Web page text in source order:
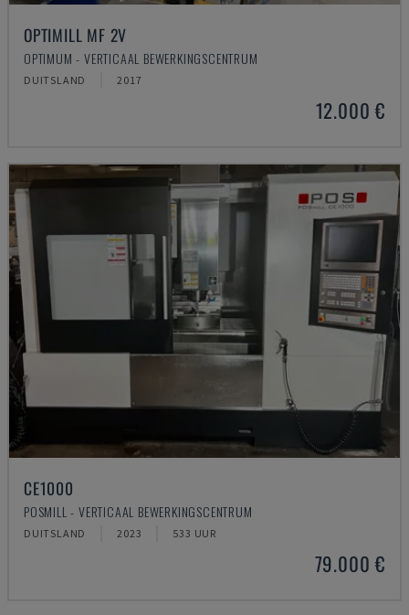
OPTIMILL MF 2V
OPTIMUM - VERTICAAL BEWERKINGSCENTRUM
DUITSLAND 2017
12.000 €
CE1000
POSMILL - VERTICAAL BEWERKINGSCENTRUM
DUITSLAND 2023 533 UUR
79.000 €